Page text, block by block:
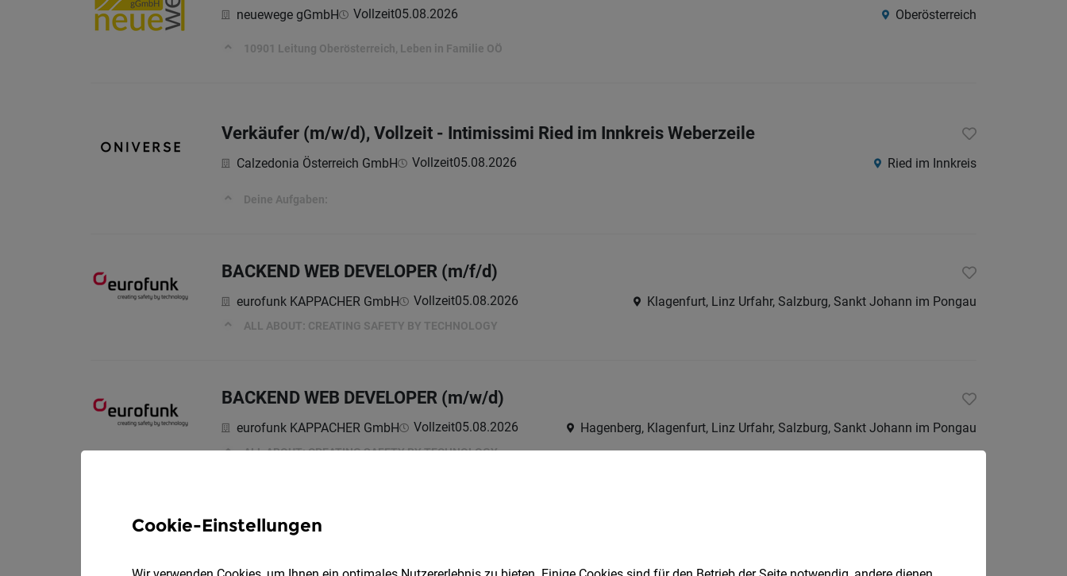
neuewege gGmbH Vollzeit05.08.2026 Oberösterreich
10901 Leitung Oberösterreich, Leben in Familie OÖ
Verkäufer (m/w/d), Vollzeit - Intimissimi Ried im Innkreis Weberzeile
Calzedonia Österreich GmbH Vollzeit05.08.2026 Ried im Innkreis
Deine Aufgaben:
BACKEND WEB DEVELOPER (m/f/d)
eurofunk KAPPACHER GmbH Vollzeit05.08.2026 Klagenfurt, Linz Urfahr, Salzburg, Sankt Johann im Pongau
ALL ABOUT: CREATING SAFETY BY TECHNOLOGY
BACKEND WEB DEVELOPER (m/w/d)
eurofunk KAPPACHER GmbH Vollzeit05.08.2026 Hagenberg, Klagenfurt, Linz Urfahr, Salzburg, Sankt Johann im Pongau
ALL ABOUT: CREATING SAFETY BY TECHNOLOGY
Betriebstechniker / Betriebsschlosser (m/w/d)
Cookie-Einstellungen